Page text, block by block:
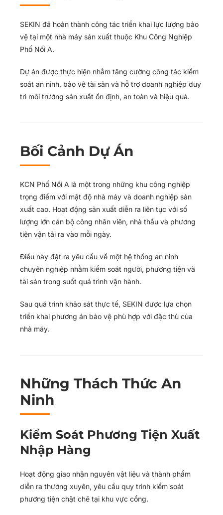
SEKIN đã hoàn thành công tác triển khai lực lượng bảo
vệ tại một nhà máy sản xuất thuộc Khu Công Nghiệp
Phố Nối A.
Dự án được thực hiện nhằm tăng cường công tác kiểm
soát an ninh, bảo vệ tài sản và hỗ trợ doanh nghiệp duy
trì môi trường sản xuất ổn định, an toàn và hiệu quả.
Bối Cảnh Dự Án
KCN Phố Nối A là một trong những khu công nghiệp
trọng điểm với mật độ nhà máy và doanh nghiệp sản
xuất cao. Hoạt động sản xuất diễn ra liên tục với số
lượng lớn cán bộ công nhân viên, nhà thầu và phương
tiện vận tải ra vào mỗi ngày.
Điều này đặt ra yêu cầu về một hệ thống an ninh
chuyên nghiệp nhằm kiểm soát người, phương tiện và
tài sản trong suốt quá trình vận hành.
Sau quá trình khảo sát thực tế, SEKIN được lựa chọn
triển khai phương án bảo vệ phù hợp với đặc thù của
nhà máy.
Những Thách Thức An
Ninh
Kiểm Soát Phương Tiện Xuất
Nhập Hàng
Hoạt động giao nhận nguyên vật liệu và thành phẩm
diễn ra thường xuyên, yêu cầu quy trình kiểm soát
phương tiện chặt chẽ tại khu vực cổng.